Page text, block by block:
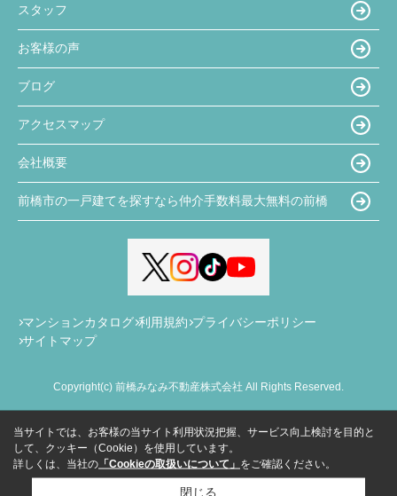
スタッフ
お客様の声
ブログ
アクセスマップ
会社概要
前橋市の一戸建てを探すなら仲介手数料最大無料の前橋
マンションカタログ 利用規約 プライバシーポリシー
サイトマップ
Copyright(c) 前橋みなみ不動産株式会社 All Rights Reserved.
当サイトでは、お客様の当サイト利用状況把握、サービス向上検討を目的と
して、クッキー（Cookie）を使用しています。
詳しくは、当社の 「Cookieの取扱いについて」 をご確認ください。
閉じる